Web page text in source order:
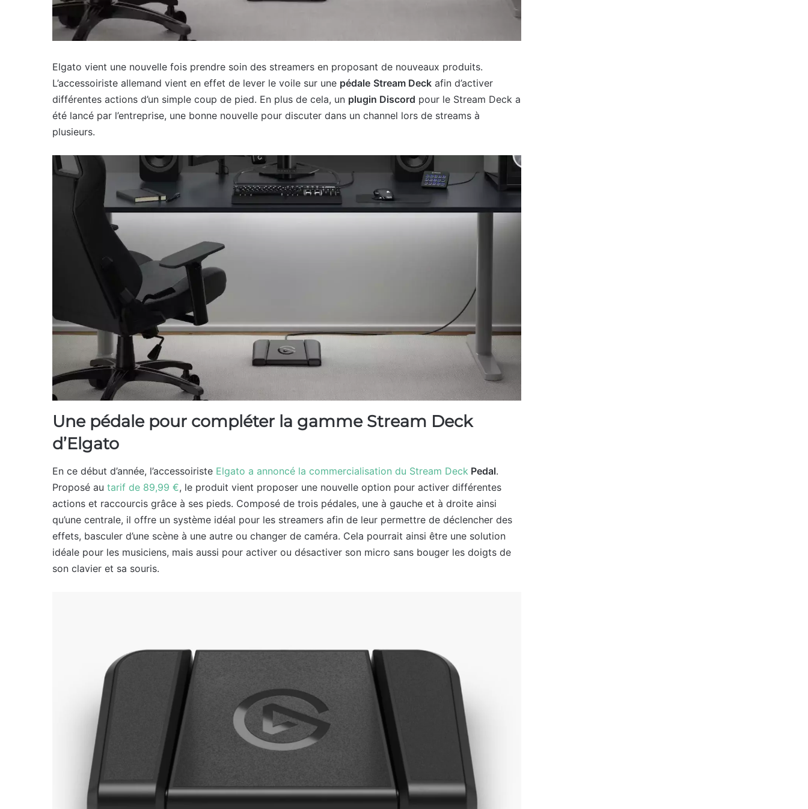
Elgato vient une nouvelle fois prendre soin des streamers en proposant de nouveaux produits.
L’accessoiriste allemand vient en effet de lever le voile sur une pédale Stream Deck afin d’activer
différentes actions d’un simple coup de pied. En plus de cela, un plugin Discord pour le Stream Deck a
été lancé par l’entreprise, une bonne nouvelle pour discuter dans un channel lors de streams à
plusieurs.
Une pédale pour compléter la gamme Stream Deck
d’Elgato
En ce début d’année, l’accessoiriste Elgato a annoncé la commercialisation du Stream Deck Pedal.
Proposé au tarif de 89,99 €, le produit vient proposer une nouvelle option pour activer différentes
actions et raccourcis grâce à ses pieds. Composé de trois pédales, une à gauche et à droite ainsi
qu’une centrale, il offre un système idéal pour les streamers afin de leur permettre de déclencher des
effets, basculer d’une scène à une autre ou changer de caméra. Cela pourrait ainsi être une solution
idéale pour les musiciens, mais aussi pour activer ou désactiver son micro sans bouger les doigts de
son clavier et sa souris.